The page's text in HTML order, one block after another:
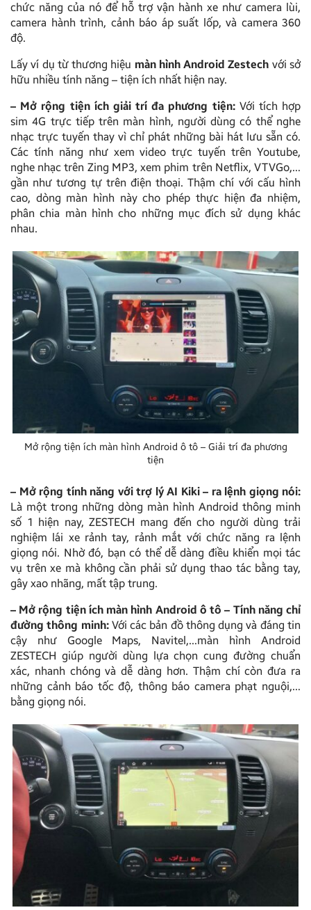
chức năng của nó để hỗ trợ vận hành xe như camera lùi,
camera hành trình, cảnh báo áp suất lốp, và camera 360
độ.
Lấy ví dụ từ thương hiệu màn hình Android Zestech với sở
hữu nhiều tính năng – tiện ích nhất hiện nay.
– Mở rộng tiện ích giải trí đa phương tiện:Với tích hợp
sim 4G trực tiếp trên màn hình, người dùng có thể nghe
nhạc trực tuyến thay vì chỉ phát những bài hát lưu sẵn có.
Các tính năng như xem video trực tuyến trên Youtube,
nghe nhạc trên Zing MP3, xem phim trên Netflix, VTVGo,…
gần như tương tự trên điện thoại. Thậm chí với cấu hình
cao, dòng màn hình này cho phép thực hiện đa nhiệm,
phân chia màn hình cho những mục đích sử dụng khác
nhau.
Mở rộng tiện ích màn hình Android ô tô – Giải trí đa phương
tiện
– Mở rộng tính năng với trợ lý AI Kiki – ra lệnh giọng nói:
Là một trong những dòng màn hình Android thông minh
số 1 hiện nay, ZESTECH mang đến cho người dùng trải
nghiệm lái xe rảnh tay, rảnh mắt với chức năng ra lệnh
giọng nói. Nhờ đó, bạn có thể dễ dàng điều khiển mọi tác
vụ trên xe mà không cần phải sử dụng thao tác bằng tay,
gây xao nhãng, mất tập trung.
– Mở rộng tiện ích màn hình Android ô tô – Tính năng chỉ
đường thông minh:Với các bản đồ thông dụng và đáng tin
cậy như Google Maps, Navitel,…màn hình Android
ZESTECH giúp người dùng lựa chọn cung đường chuẩn
xác, nhanh chóng và dễ dàng hơn. Thậm chí còn đưa ra
những cảnh báo tốc độ, thông báo camera phạt nguội,…
bằng giọng nói.